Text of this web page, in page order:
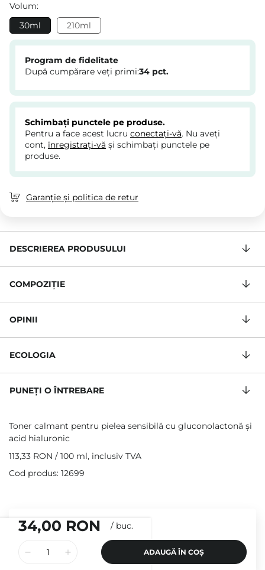
Volum:
30ml
210ml
34,00 RON / buc.
ADAUGĂ ÎN COȘ
Program de fidelitate
După cumpărare veți primi:34 pct.
Schimbați punctele pe produse.
Pentru a face acest lucru conectați-vă. Nu aveți
cont, înregistrați-vă și schimbați punctele pe
produse.
Garanție și politica de retur
DESCRIEREA PRODUSULUI
COMPOZIŢIE
OPINII
ECOLOGIA
PUNEȚI O ÎNTREBARE
Toner calmant pentru pielea sensibilă cu gluconolactonă și
acid hialuronic
113,33 RON / 100 ml, inclusiv TVA
Cod produs: 12699